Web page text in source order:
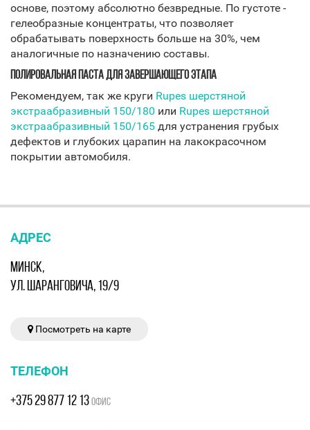
основе, поэтому абсолютно безвредные. По густоте -
гелеобразные концентраты, что позволяет
обрабатывать поверхность больше на 30%, чем
аналогичные по назначению составы.
ПОЛИРОВАЛЬНАЯ ПАСТА ДЛЯ ЗАВЕРШАЮЩЕГО ЭТАПА
Рекомендуем, так же круги Rupes шерстяной
экстраабразивный 150/180 или Rupes шерстяной
экстраабразивный 150/165 для устранения грубых
дефектов и глубоких царапин на лакокрасочном
покрытии автомобиля.
АДРЕС
МИНСК,
УЛ. ШАРАНГОВИЧА, 19/9
Посмотреть на карте
ТЕЛЕФОН
+375 29 877 12 13ОФИС